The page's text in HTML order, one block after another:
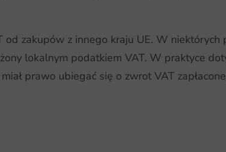
zakupów z innego kraju UE. W niektórych
lokalnym podatkiem VAT. W praktyce
prawo ubiegać się o zwrot VAT